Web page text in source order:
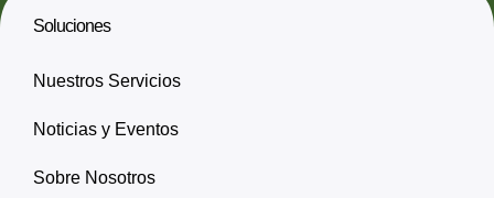
Soluciones
Nuestros Servicios
Noticias y Eventos
Sobre Nosotros